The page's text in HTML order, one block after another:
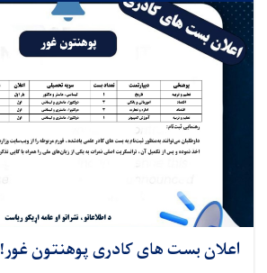
اعلان بست های کادری پوهنتون غور!